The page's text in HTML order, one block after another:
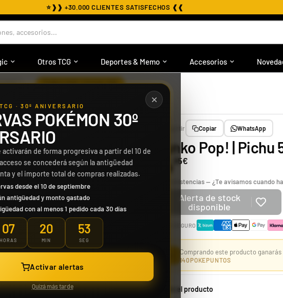
⭐❱❱ +30.000 CLIENTES SATISFECHOS ❰❰
Otros TCG Deportes & Memo Accesorios
accesorios...
Case 150 Sobre McDonald Pokémon 2021 25th Aniversario
· 30º ANIVERSARIO
POKÉMON 30º
activarán de forma progresiva a partir del 10 de
se concederá según la antigüedad
y el importe total de compras realizadas.
desde el 10 de septiembre
antigüedad y monto gastado
con al menos 1 pedido cada 30 días
07 20
MIN
52
SEG
Activar alertas
Quizá más tarde
POP › FUNKO POP! | PICHU 579
Compartir Copiar WhatsApp
Funko Pop! | Pichu
95€
Sin existencias — ¿Te avisamos cuando
Alerta de stock
disponible
PAGO SEGURO
Comprando este producto ganarás
140POKEPUNTOS
Sobre el producto